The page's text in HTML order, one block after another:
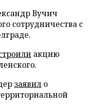
Вучич
сотрудничества с
акцию
заявил о